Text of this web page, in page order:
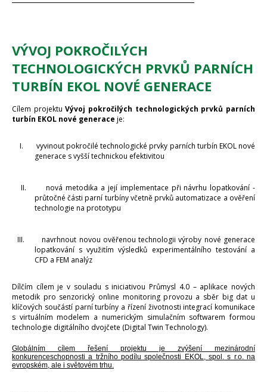
VÝVOJ POKROČILÝCH
TECHNOLOGICKÝCH PRVKŮ PARNÍCH
TURBÍN EKOL NOVÉ GENERACE
Cílem projektuVývoj pokročilých technologických prvků parních
turbín EKOL nové generace je:
I.
vyvinout pokročilé technologické prvky parních turbín EKOL nové
generace s vyšší technickou efektivitou
II.
nová metodika a její implementace při návrhu lopatkování -
průtočné části parní turbíny včetně prvků automatizace a ověření
technologie na prototypu
III.
navrhnout novou ověřenou technologii výroby nové generace
lopatkování s využitím výsledků experimentálního testování a
CFD a FEM analýz
Dílčím cílem je v souladu s iniciativou Průmysl 4.0 – aplikace nových
metodik pro senzorický online monitoring provozu a sběr big dat u
klíčových součástí parní turbíny a řízení životnosti integrací komunikace
s virtuálním modelem a numerickým simulačním softwarem formou
technologie digitálního dvojčete (Digital Twin Technology).
Globálním cílem řešení projektu je zvýšení mezinárodní
konkurenceschopnosti a tržního podílu společnosti EKOL, spol. s r.o. na
evropském, ale i světovém trhu.